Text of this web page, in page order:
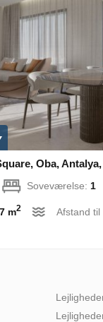
Oba,
Soveværelse: 1
m2 Afstand